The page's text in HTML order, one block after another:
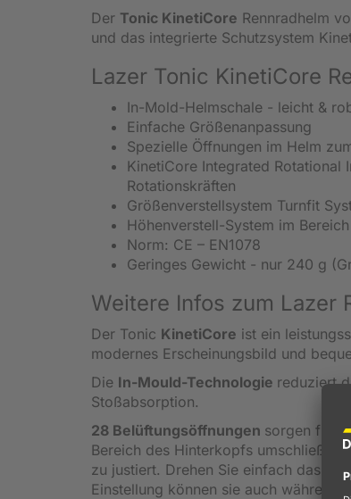
Der Tonic KinetiCore Rennradhelm
und das integrierte Schutzsystem
Lazer Tonic KinetiCore
In-Mold-Helmschale - leicht &
Einfache Größenanpassung
Spezielle Öffnungen im Helm
KinetiCore Integrated
Rotationskräften
Größenverstellsystem Turnfit
Höhenverstell-System im
Norm: CE – EN1078
Geringes Gewicht - nur 240 g
Weitere Infos zum Lazer
Der Tonic KinetiCore ist ein
modernes Erscheinungsbild und
Die In-Mould-Technologie reduziert
Stoßabsorption.
28 Belüftungsöffnungen sorgen für
Bereich des Hinterkopfs umschließt,
zu justiert. Drehen Sie einfach das
Einstellung können sie auch während